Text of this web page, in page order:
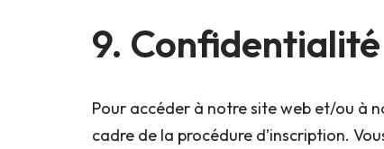
9. Confidentialité
Pour accéder à notre site web et/ou à
cadre de la procédure d’inscription.